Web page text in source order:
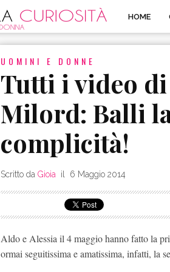
HOME
UOMINI E DONNE
Tutti i video di
Milord: Balli
complicità!
Scritto da Gioia il 6 Maggio 2014
Aldo e Alessia il 4 maggio hanno fatto la
ormai seguitissima e amatissima, infatti, la